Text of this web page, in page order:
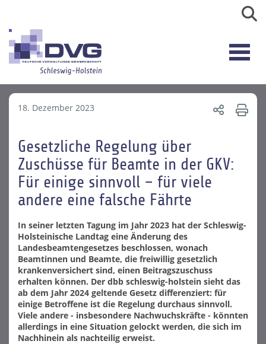
18. Dezember 2023
Gesetzliche Regelung über
Zuschüsse für Beamte in der GKV:
Für einige sinnvoll – für viele
andere eine falsche Fährte
In seiner letzten Tagung im Jahr 2023 hat der Schleswig-
Holsteinische Landtag eine Änderung des
Landesbeamtengesetzes beschlossen, wonach
Beamtinnen und Beamte, die freiwillig gesetzlich
krankenversichert sind, einen Beitragszuschuss
erhalten können. Der dbb schleswig-holstein sieht das
ab dem Jahr 2024 geltende Gesetz differenziert: für
einige Betroffene ist die Regelung durchaus sinnvoll.
Viele andere - insbesondere Nachwuchskräfte - könnten
allerdings in eine Situation gelockt werden, die sich im
Nachhinein als nachteilig erweist.